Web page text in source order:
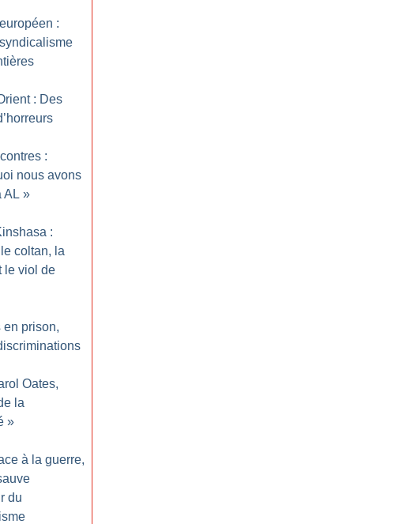
:
: Des
:
nous avons
AL »
:
coltan, la
le viol de
en prison,
Oates,
la
»
à la guerre,
du